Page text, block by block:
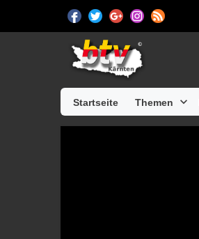
Startseite Themen